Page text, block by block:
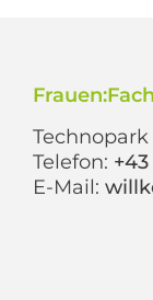
Technopark
Telefon:
E-Mail: